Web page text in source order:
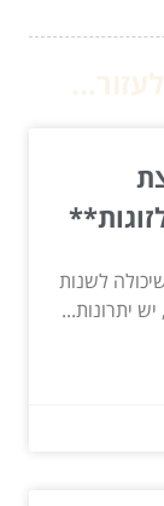
לשנות
יתרונות...